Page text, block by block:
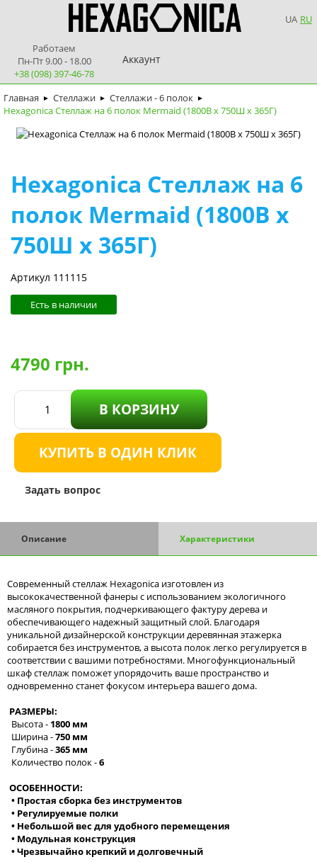
UA RU
Работаем
Пн-Пт 9.00 - 18.00
+38 (098) 397-46-78
Аккаунт
Главная ► Стеллажи ► Стеллажи - 6 полок ►
Hexagonica Стеллаж на 6 полок Mermaid (1800В х 750Ш х 365Г)
Hexagonica Стеллаж на 6
полок Mermaid (1800В х
750Ш х 365Г)
Артикул 111115
Есть в наличии
4790 грн.
В КОРЗИНУ
КУПИТЬ В ОДИН КЛИК
Задать вопрос
Описание Характеристики
Современный стеллаж Hexagonica изготовлен из
высококачественной фанеры с использованием экологичного
масляного покрытия, подчеркивающего фактуру дерева и
обеспечивающего надежный защитный слой. Благодаря
уникальной дизайнерской конструкции деревянная этажерка
собирается без инструментов, а высота полок легко регулируется в
соответствии с вашими потребностями. Многофункциональный
шкаф стеллаж поможет упорядочить ваше пространство и
одновременно станет фокусом интерьера вашего дома.
РАЗМЕРЫ:
Высота - 1800 мм
Ширина -750 мм
Глубина -365 мм
Количество полок -6
ОСОБЕННОСТИ:
• Простая сборка без инструментов
• Регулируемые полки
• Небольшой вес для удобного перемещения
• Модульная конструкция
• Чрезвычайно крепкий и долговечный